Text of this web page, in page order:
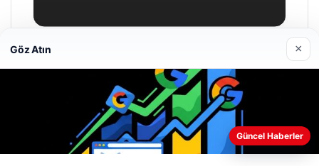
Hastaş Beton
Web sitemizi nasıl kullandığınızı daha iyi anlayabilmek,
Göz Atın ×
Güncel Haberler